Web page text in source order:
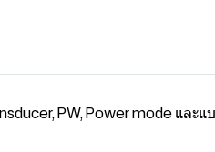
PW, Power mode และแ